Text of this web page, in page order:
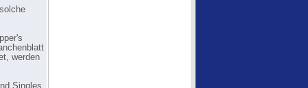
werden
Singles